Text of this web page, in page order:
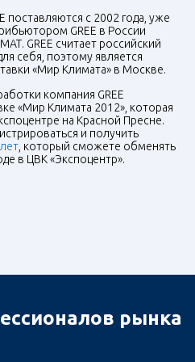
поставляются с 2002 года, уже
GREE в России
GREE считает российский
себя, поэтому является
«Мир Климата» в Москве.
компания GREE
«Мир Климата 2012», которая
на Красной Пресне.
и получить
, который сможете обменять
в ЦВК «Экспоцентр».
рынка